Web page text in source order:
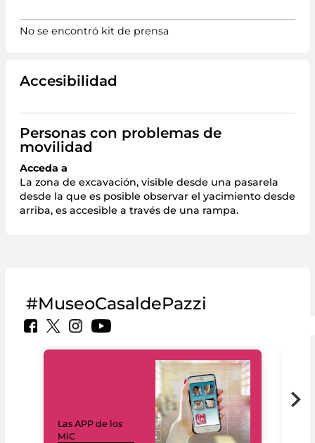
No se encontró kit de prensa
Accesibilidad
Personas con problemas de
movilidad
Acceda a
La zona de excavación, visible desde una pasarela
desde la que es posible observar el yacimiento desde
arriba, es accesible a través de una rampa.
#MuseoCasaldePazzi
Las APP de los
MiC